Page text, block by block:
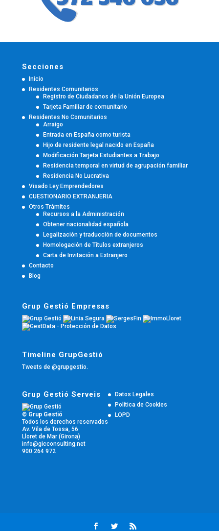
Secciones
Inicio
Residentes Comunitarios
Registro de Ciudadanos de la Unión Europea
Tarjeta Familiar de comunitario
Residentes No Comunitarios
Arraigo
Entrada en España como turista
Hijo de residente legal nacido en España
Modificación Tarjeta Estudiantes a Trabajo
Residencia temporal en virtud de agrupación familiar
Residencia No Lucrativa
Visado Ley Emprendedores
CUESTIONARIO EXTRANJERIA
Otros Trámites
Recursos a la Administración
Obtener nacionalidad española
Legalización y traducción de documentos
Homologación de Títulos extranjeros
Carta de Invitación a Extranjero
Contacto
Blog
Grup Gestió Empresas
Timeline GrupGestió
Tweets de @grupgestio.
Grup Gestió Serveis
© Grup Gestió
Todos los derechos reservados
Av. Vila de Tossa, 56
Lloret de Mar (Girona)
info@gicconsulting.net
900 264 972
Datos Legales
Política de Cookies
LOPD